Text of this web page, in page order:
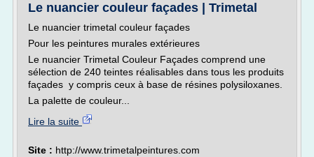
Le nuancier couleur façades | Trimetal
Le nuancier trimetal couleur façades
Pour les peintures murales extérieures
Le nuancier Trimetal Couleur Façades comprend une
sélection de 240 teintes réalisables dans tous les produits
façades y compris ceux à base de résines polysiloxanes.
La palette de couleur...
Lire la suite
Site : http://www.trimetalpeintures.com